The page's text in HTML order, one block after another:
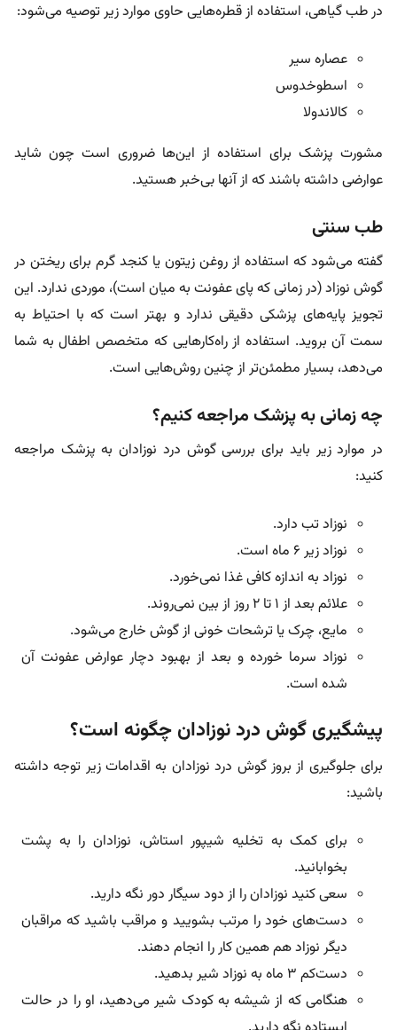
در طب گیاهی، استفاده از قطره‌هایی حاوی موارد زیر توصیه می‌شود:
عصاره سیر
اسطوخدوس
کالاندولا
مشورت پزشک برای استفاده از این‌ها ضروری است چون شاید
عوارضی داشته باشند که از آنها بی‌خبر هستید.
طب سنتی
گفته می‌شود که استفاده از روغن زیتون یا کنجد گرم برای ریختن در
گوش نوزاد (در زمانی که پای عفونت به میان است)، موردی ندارد. این
تجویز پایه‌های پزشکی دقیقی ندارد و بهتر است که با احتیاط به
سمت آن بروید. استفاده از راه‌کارهایی که متخصص اطفال به شما
می‌دهد، بسیار مطمئن‌تر از چنین روش‌هایی است.
چه زمانی به پزشک مراجعه کنیم؟
در موارد زیر باید برای بررسی گوش درد نوزادان به پزشک مراجعه
کنید:
نوزاد تب دارد.
نوزاد زیر ۶ ماه است.
نوزاد به اندازه کافی غذا نمی‌خورد.
علائم بعد از ۱ تا ۲ روز از بین نمی‌روند.
مایع، چرک یا ترشحات خونی از گوش خارج می‌شود.
نوزاد سرما خورده و بعد از بهبود دچار عوارض عفونت آن
شده است.
پیشگیری گوش درد نوزادان چگونه است؟
برای جلوگیری از بروز گوش درد نوزادان به اقدامات زیر توجه داشته
باشید:
برای کمک به تخلیه شیپور استاش، نوزادان را به پشت
بخوابانید.
سعی کنید نوزادان را از دود سیگار دور نگه دارید.
دست‌های خود را مرتب بشویید و مراقب باشید که مراقبان
دیگر نوزاد هم همین کار را انجام دهند.
دست‌کم ۳ ماه به نوزاد شیر بدهید.
هنگامی که از شیشه به کودک شیر می‌دهید، او را در حالت